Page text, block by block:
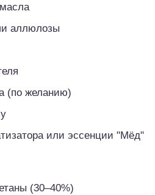
аллюлозы
(по желанию)
или эссенции "Мёд"
(30–40%)